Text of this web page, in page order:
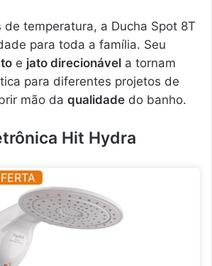
de temperatura, a Ducha Spot 8T
para toda a família. Seu
e jato direcionável a tornam
para diferentes projetos de
mão da qualidade do banho.
Hit Hydra